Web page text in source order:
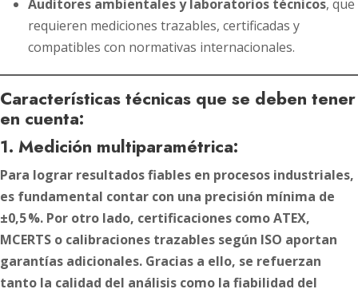
Auditores ambientales y laboratorios técnicos, que
requieren mediciones trazables, certificadas y
compatibles con normativas internacionales.
Características técnicas que se deben tener
en cuenta:
1. Medición multiparamétrica:
Para lograr resultados fiables en procesos industriales,
es fundamental contar con una precisión mínima de
±0,5 %. Por otro lado, certificaciones como ATEX,
MCERTS o calibraciones trazables según ISO aportan
garantías adicionales. Gracias a ello, se refuerzan
tanto la calidad del análisis como la fiabilidad del